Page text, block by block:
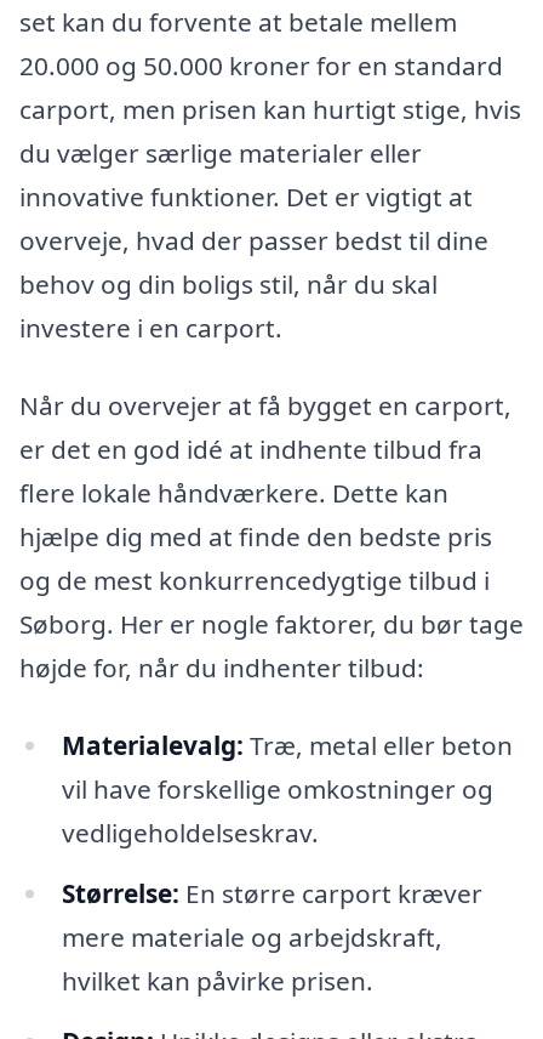
set kan du forvente at betale mellem
20.000 og 50.000 kroner for en standard
carport, men prisen kan hurtigt stige, hvis
du vælger særlige materialer eller
innovative funktioner. Det er vigtigt at
overveje, hvad der passer bedst til dine
behov og din boligs stil, når du skal
investere i en carport.
Når du overvejer at få bygget en carport,
er det en god idé at indhente tilbud fra
flere lokale håndværkere. Dette kan
hjælpe dig med at finde den bedste pris
og de mest konkurrencedygtige tilbud i
Søborg. Her er nogle faktorer, du bør tage
højde for, når du indhenter tilbud:
Materialevalg: Træ, metal eller beton
vil have forskellige omkostninger og
vedligeholdelseskrav.
Størrelse: En større carport kræver
mere materiale og arbejdskraft,
hvilket kan påvirke prisen.